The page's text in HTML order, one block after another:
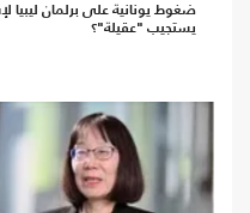
ضغوط يونانية على برلمان ليبيا
يستجيب "عقيلة"؟